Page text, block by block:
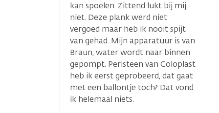
kan spoelen. Zittend lukt bij mij
niet. Deze plank werd niet
vergoed maar heb ik nooit spijt
van gehad. Mijn apparatuur is van
Braun, water wordt naar binnen
gepompt. Peristeen van Coloplast
heb ik eerst geprobeerd, dat gaat
met een ballontje toch? Dat vond
ik helemaal niets.